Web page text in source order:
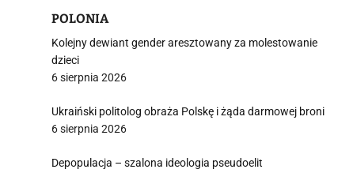
POLONIA
Kolejny dewiant gender aresztowany za molestowanie
dzieci
6 sierpnia 2026
Ukraiński politolog obraża Polskę i żąda darmowej broni
6 sierpnia 2026
Depopulacja – szalona ideologia pseudoelit